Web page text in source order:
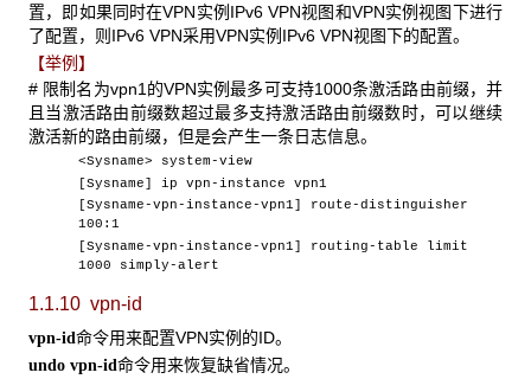
置，即如果同时在VPN实例IPv6 VPN视图和VPN实例视图下进行
了配置，则IPv6 VPN采用VPN实例IPv6 VPN视图下的配置。
【举例】
# 限制名为vpn1的VPN实例最多可支持1000条激活路由前缀，并
且当激活路由前缀数超过最多支持激活路由前缀数时，可以继续
激活新的路由前缀，但是会产生一条日志信息。
<Sysname> system-view
[Sysname] ip vpn-instance vpn1
[Sysname-vpn-instance-vpn1] route-distinguisher
100:1
[Sysname-vpn-instance-vpn1] routing-table limit
1000 simply-alert
1.1.10 vpn-id
vpn-id命令用来配置VPN实例的ID。
undo vpn-id命令用来恢复缺省情况。